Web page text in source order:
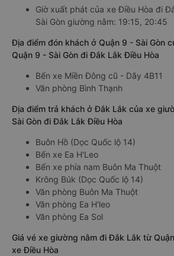
Giờ xuất phát của xe Điều Hòa đi
Sài Gòn giường nằm: 19:15, 20:45
Địa điểm đón khách ở Quận 9 - Sài Gòn
Quận 9 - Sài Gòn đi Đắk Lắk Điều Hòa
Bến xe Miền Đông cũ - Dãy 4B11
Văn phòng Bình Thạnh
Địa điểm trả khách ở Đắk Lắk của xe
Sài Gòn đi Đắk Lắk Điều Hòa
Buôn Hồ (Dọc Quốc lộ 14)
Bến xe Ea H'Leo
Bến xe phía nam Buôn Ma Thuột
Krông Búk (Dọc Quốc lộ 14)
Văn phòng Buôn Ma Thuột
Văn phòng Ea H'leo
Văn phòng Ea Sol
Giá vé xe giường nằm đi Đắk Lắk từ
xe Điều Hòa